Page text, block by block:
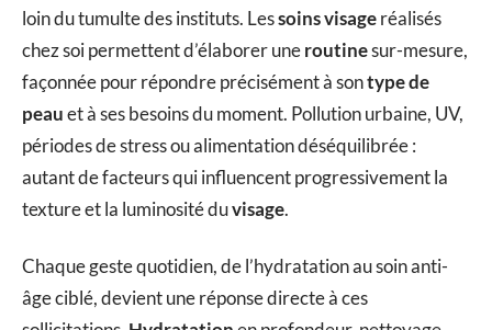
loin du tumulte des instituts. Lessoins visageréalisés
chez soi permettent d’élaborer uneroutinesur-mesure,
façonnée pour répondre précisément à sontype de
peauet à ses besoins du moment. Pollution urbaine, UV,
périodes de stress ou alimentation déséquilibrée :
autant de facteurs qui influencent progressivement la
texture et la luminosité duvisage.
Chaque geste quotidien, de l’hydratation au soin anti-
âge ciblé, devient une réponse directe à ces